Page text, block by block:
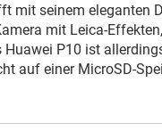
mit seinem eleganten
mit Leica-
P10 ist
auf einer MicroSD-